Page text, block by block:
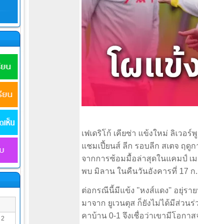
2
เฟเดริโก้ เคียซ่า แข้งใหม่ ลิเวอ
แชมเปี้ยนส์ ลีก รอบลีก สเตจ ฤดูก
จากการซ้อมมื้อล่าสุดในแคมป์ เ
พบ มิลาน ในคืนวันอังคารที่ 17 ก.
ต่อกรณีนี้มีแข้ง "หงส์แดง" อยุ่รา
มาจาก ยูเวนตุส ก็ยังไม่ได้มีส่วน
คาบ้าน 0-1 จึงเชื่อว่าเขามีโอกา